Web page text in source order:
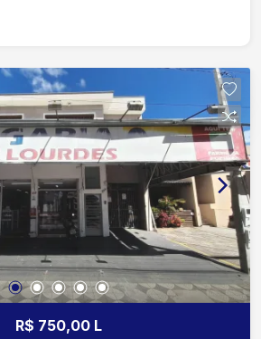
R$ 750,00 L